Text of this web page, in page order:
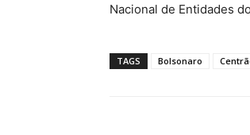
Nacional de Entidades
TAGS Bolsonaro